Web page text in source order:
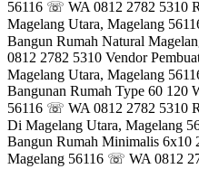
56116 ☏ WA 0812 2782 5310
Magelang Utara, Magelang
Bangun Rumah Natural
0812 2782 5310 Vendor
Magelang Utara, Magelang
Bangunan Rumah Type 60 120
56116 ☏ WA 0812 2782 5310
Di Magelang Utara, Magelang
Bangun Rumah Minimalis 6x10
Magelang 56116 ☏ WA 0812